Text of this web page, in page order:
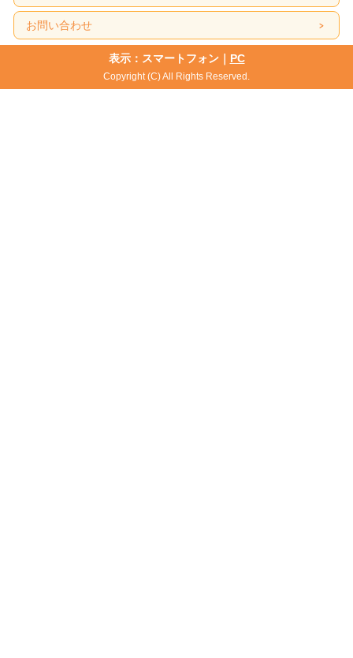
お問い合わせ
表示：スマートフォン｜ PC
Copyright (C) All Rights Reserved.